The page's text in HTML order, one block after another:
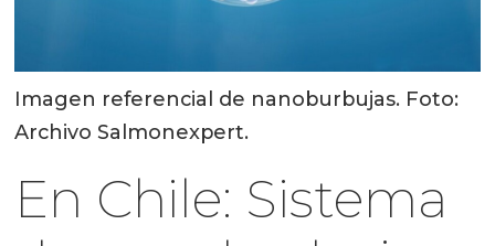
Imagen referencial de nanoburbujas. Foto:
Archivo Salmonexpert.
En Chile: Sistema